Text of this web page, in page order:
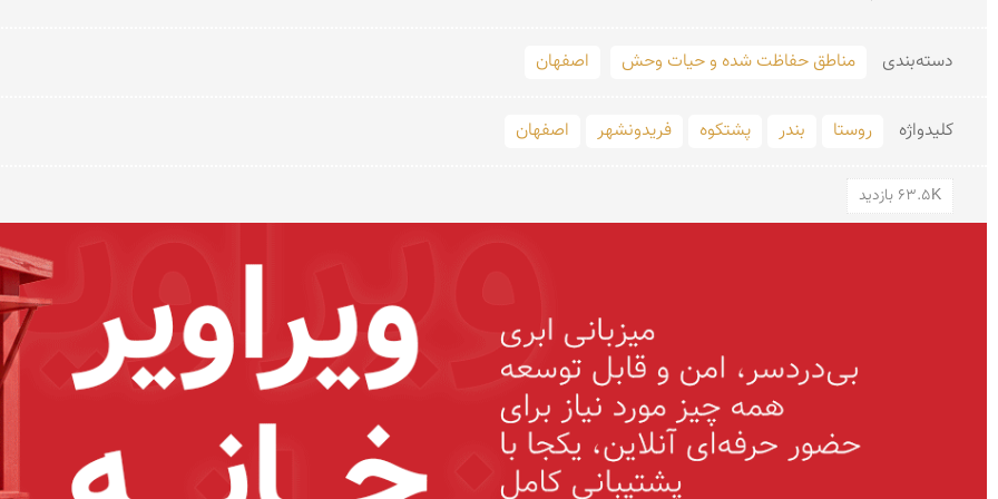
دسته‌بندی مناطق حفاظت شده و حیات وحش اصفهان
کلید‌واژه روستا بندر پشتکوه فریدونشهر اصفهان
63.5K بازدید